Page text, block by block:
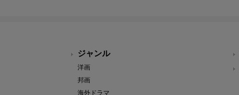
ジャンル
洋画
邦画
海外ドラマ